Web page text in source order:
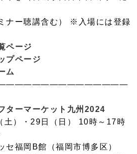
ナー聴講含む） ※入場には登録
ページ
プページ
ム
ターマーケット九州2024
）・29日（日） 10時～17時
福岡B館（福岡市博多区）